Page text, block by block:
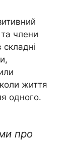
члени
складні
життя
одного.
про